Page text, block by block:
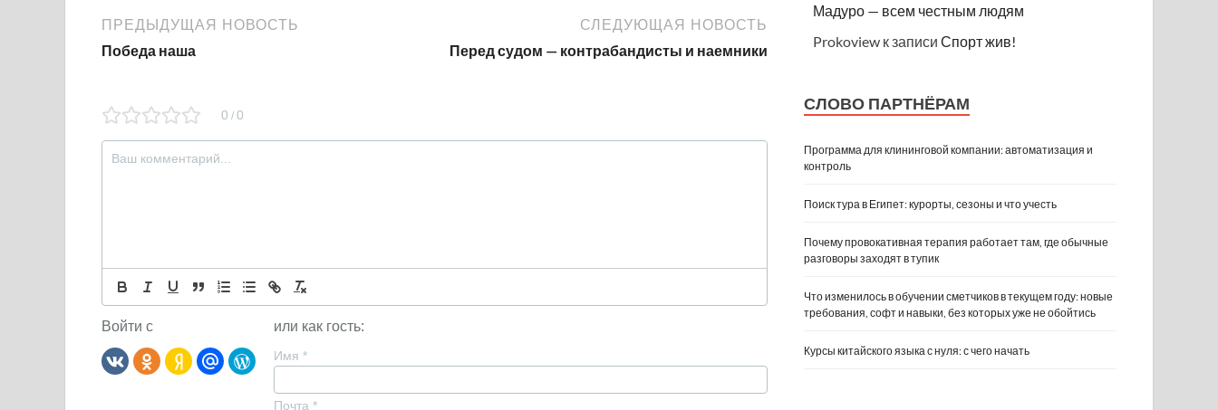
ПРЕДЫДУЩАЯ НОВОСТЬ
Победа наша
СЛЕДУЮЩАЯ НОВОСТЬ
Перед судом — контрабандисты и наемники
0 / 0
Войти с или как гость:
Имя *
Почта *
Мадуро — всем честным людям
Prokoview к записиСпорт жив!
СЛОВО ПАРТНЁРАМ
Программа для клининговой компании: автоматизация и
контроль
Поиск тура в Египет: курорты, сезоны и что учесть
Почему провокативная терапия работает там, где обычные
разговоры заходят в тупик
Что изменилось в обучении сметчиков в текущем году: новые
требования, софт и навыки, без которых уже не обойтись
Курсы китайского языка с нуля: с чего начать